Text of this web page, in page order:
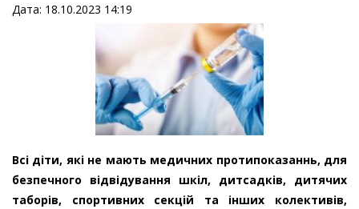
Дата: 18.10.2023 14:19
Всі діти, які не мають медичних протипоказаннь, для
безпечного відвідування шкіл, дитсадків, дитячих
таборів, спортивних секцій та інших колективів,